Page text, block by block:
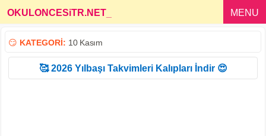
OKULONCESiTR.NET MENU
😏 KATEGORİ: 10 Kasım
🥰 2026 Yılbaşı Takvimleri Kalıpları İndir 😍